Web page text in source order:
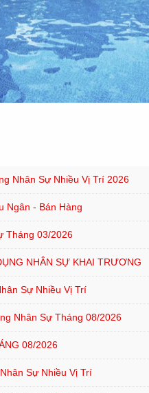
Nhân Sự Nhiều Vị Trí 2026
Ngân - Bán Hàng
Tháng 03/2026
NHÂN SỰ KHAI TRƯƠNG
Sự Nhiều Vị Trí
Nhân Sự Tháng 08/2026
08/2026
Sự Nhiều Vị Trí